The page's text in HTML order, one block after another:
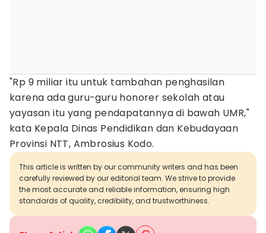
"Rp 9 miliar itu untuk tambahan penghasilan
karena ada guru-guru honorer sekolah atau
yayasan itu yang pendapatannya di bawah UMR,"
kata Kepala Dinas Pendidikan dan Kebudayaan
Provinsi NTT, Ambrosius Kodo.
This article is written by our community writers and has been
carefully reviewed by our editorial team. We strive to provide
the most accurate and reliable information, ensuring high
standards of quality, credibility, and trustworthiness.